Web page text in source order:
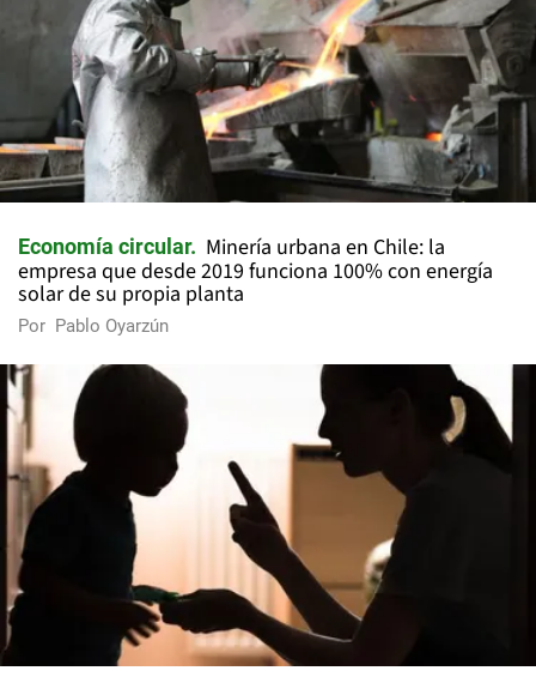
Economía circular
Minería urbana en Chile: la
empresa que desde 2019 funciona 100% con energía
solar de su propia planta
Por Pablo Oyarzún